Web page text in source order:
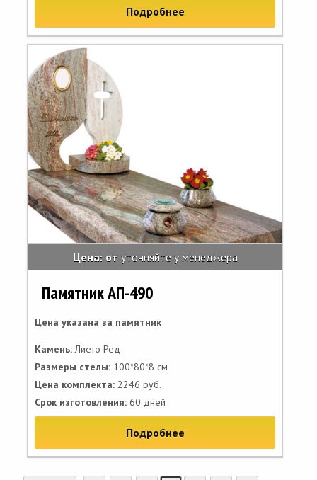
Подробнее
Цена: от уточняйте у менеджера
Памятник АП-490
Цена указана за памятник
Камень:Лието Ред
Размеры стелы: 100*80*8 см
Цена комплекта: 2246 руб.
Срок изготовления: 60 дней
Подробнее